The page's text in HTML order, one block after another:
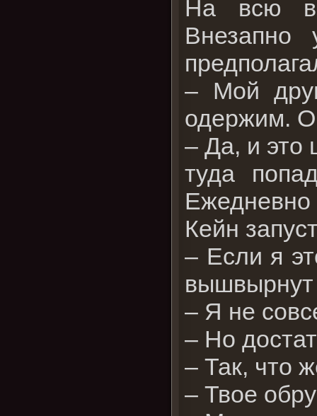
На всю
– Мой
одержим.
– Да, и это
туда
Ежедневно
Кейн
– Если я
вышвырнут
– Я не
– Но
– Так, что
– Твое